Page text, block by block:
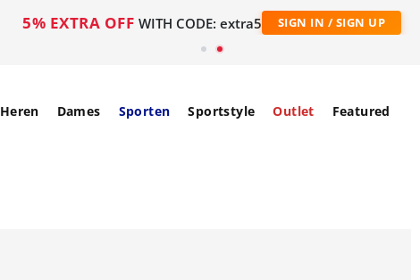
5% EXTRA OFF WITH CODE: extra5 SIGN IN / SIGN UP
Heren Dames Sporten Sportstyle Outlet Featured